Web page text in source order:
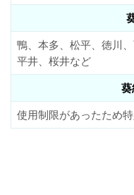
鴨、本多、松平、徳川
平井、桜井など
使用制限があったため